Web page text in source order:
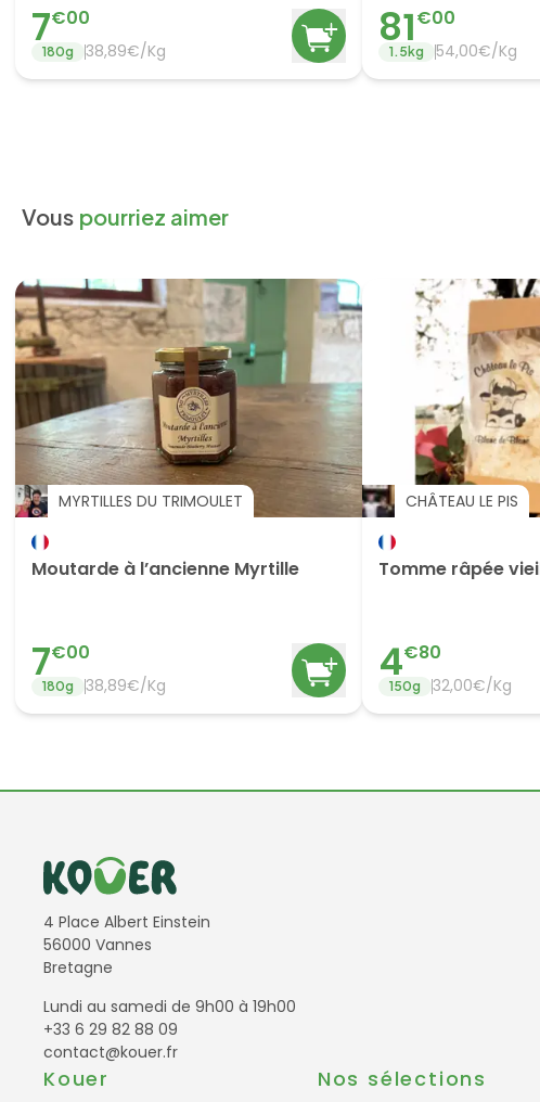
7€00
180g 38,89€/Kg 81€00
1.5kg 54,00€/Kg
Vous pourriez aimer
MYRTILLES DU TRIMOULET
Moutarde à l’ancienne Myrtille
7€00
180g 38,89€/Kg
CHÂTEAU LE PIS
Tomme râpée
4€80
150g 32,00€/Kg
Informations de contact
4 Place Albert Einstein
56000 Vannes
Bretagne
Lundi au samedi de 9h00 à 19h00
+33 6 29 82 88 09
contact@kouer.fr
Kouer Nos sélections